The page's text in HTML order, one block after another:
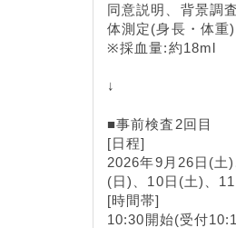
同意説明、背景調
体測定(身長・体重
※採血量:約18ml
↓
■事前検査2回目
[日程]
2026年9月26日(土
(日)、10日(土)、
[時間帯]
10:30開始(受付